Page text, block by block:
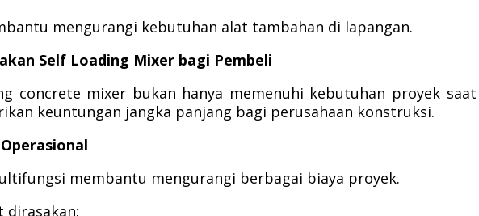
mengurangi kebutuhan alat tambahan di lapangan.
Self Loading Mixer bagi Pembeli
concrete mixer bukan hanya memenuhi kebutuhan proyek
keuntungan jangka panjang bagi perusahaan konstruksi.
membantu mengurangi berbagai biaya proyek.
dirasakan: